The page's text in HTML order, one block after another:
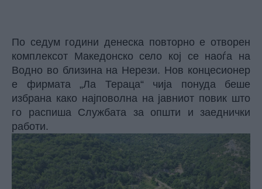
По седум години денеска повторно е отворен
комплексот Македонско село кој се наоѓа на
Водно во близина на Нерези. Нов концесионер
е фирмата „Ла Тераца“ чија понуда беше
избрана како најповолна на јавниот повик што
го распиша Службата за општи и заеднички
работи.